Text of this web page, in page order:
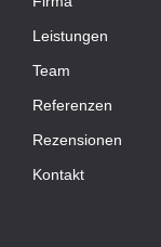
Leistungen
Team
Referenzen
Rezensionen
Kontakt